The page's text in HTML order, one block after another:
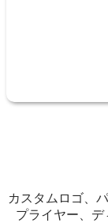
カスタムロゴ、
プライヤー、